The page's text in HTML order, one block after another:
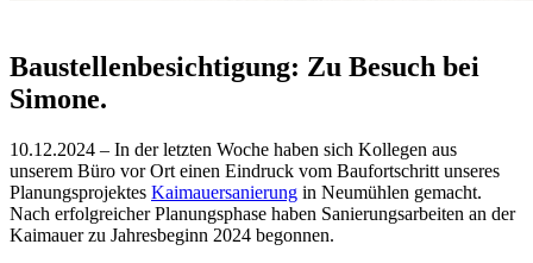
Baustellenbesichtigung: Zu Besuch bei
Simone.
10.12.2024 – In der letzten Woche haben sich Kollegen aus
unserem Büro vor Ort einen Eindruck vom Baufortschritt unseres
Planungsprojektes Kaimauersanierung in Neumühlen gemacht.
Nach erfolgreicher Planungsphase haben Sanierungsarbeiten an der
Kaimauer zu Jahresbeginn 2024 begonnen.